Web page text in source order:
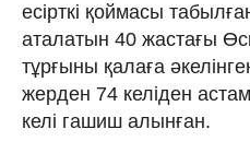
есірткі қоймасы
аталатын 40 жастағы
тұрғыны қалаға
жерден 74 келіден
келі гашиш алынған.